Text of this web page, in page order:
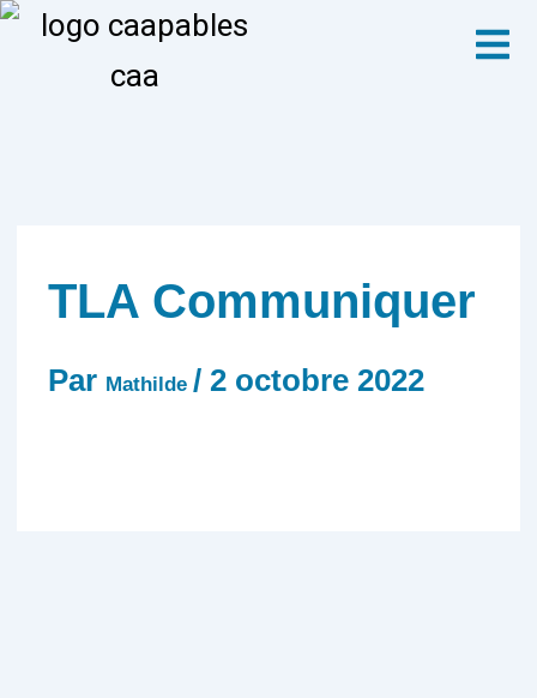
Aller
Menu
TLA Communiquer
Par Mathilde/2 octobre 2022